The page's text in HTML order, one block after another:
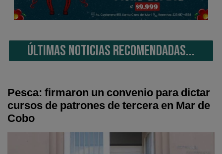
ÚLTIMAS NOTICIAS RECOMENDADAS...
Pesca: firmaron un convenio para dictar
cursos de patrones de tercera en Mar de
Cobo